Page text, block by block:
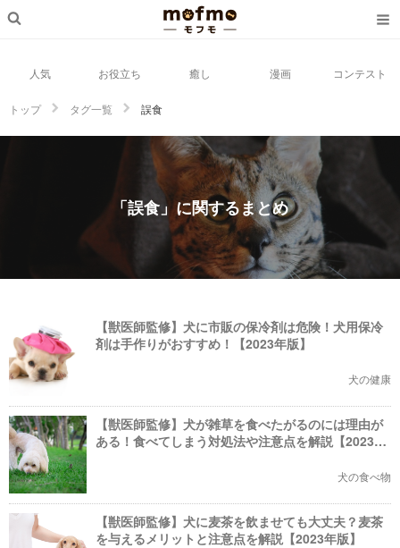
人気 お役立ち 癒し 漫画 コンテスト
トップ タグ一覧 誤食
「誤食」に関するまとめ
【獣医師監修】犬に市販の保冷剤は危険！犬用保冷
剤は手作りがおすすめ！【2023年版】
犬の健康
【獣医師監修】犬が雑草を食べたがるのには理由が
ある！食べてしまう対処法や注意点を解説【2023年
犬の食べ物
【獣医師監修】犬に麦茶を飲ませても大丈夫？麦茶
を与えるメリットと注意点を解説【2023年版】